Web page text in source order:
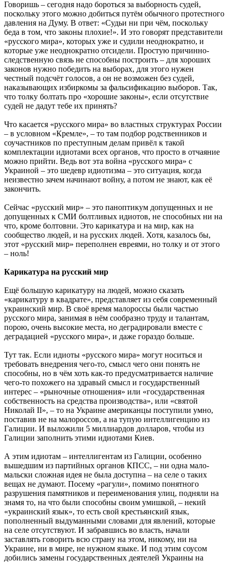
Говоришь – сегодня надо бороться за выборность судей,
поскольку этого можно добиться путём обычного протестного
давления на Думу. В ответ: «Судьи ни при чём, поскольку
беда в том, что законы плохие!». И это говорят представители
«русского мира», которых уже и судили неоднократно, и
которые уже неоднократно отсидели. Простую причинно-
следственную связь не способны построить – для хороших
законов нужно победить на выборах, для этого нужен
честный подсчёт голосов, а он не возможен без судей,
наказывающих избиркомы за фальсификацию выборов. Так,
что толку болтать про «хорошие законы», если отсутствие
судей не дадут тебе их принять?
Что касается «русского мира» во властных структурах России
– в условном «Кремле», – то там подбор родственников и
соучастников по преступным делам привёл к такой
комплектации идиотами всех органов, что просто в отчаяние
можно прийти. Ведь вот эта война «русского мира» с
Украиной – это шедевр идиотизма – это ситуация, когда
неизвестно зачем начинают войну, а потом не знают, как её
закончить.
Сейчас «русский мир» – это паноптикум допущенных и не
допущенных к СМИ болтливых идиотов, не способных ни на
что, кроме болтовни. Это карикатура и на мир, как на
сообщество людей, и на русских людей. Хотя, казалось бы,
этот «русский мир» переполнен евреями, но толку и от этого
– ноль!
Карикатура на русский мир
Ещё большую карикатуру на людей, можно сказать
«карикатуру в квадрате», представляет из себя современный
украинский мир. В своё время малороссы были частью
русского мира, занимая в нём сообразно труду и талантам,
порою, очень высокие места, но деградировали вместе с
деградацией «русского мира», и даже гораздо больше.
Тут так. Если идиоты «русского мира» могут носиться и
требовать внедрения чего-то, смысл чего они понять не
способны, но в чём хоть как-то предусматривается наличие
чего-то похожего на здравый смысл и государственный
интерес – «рыночные отношения» или «государственная
собственность на средства производства», или «святой
Николай II», – то на Украине американцы поступили умно,
поставив не на малороссов, а на тупую интеллигенцию из
Галиции. И выложили 5 миллиардов долларов, чтобы из
Галиции заполнить этими идиотами Киев.
А этим идиотам – интеллигентам из Галиции, особенно
вышедшим из партийных органов КПСС, – ни одна мало-
мальски сложная идея не была доступна – на селе о таких
вещах не думают. Посему «рагули», помимо понятного
разрушения памятников и переименования улиц, подняли на
знамя то, на что были способны своим умишкой, – некий
«украинский язык», то есть свой крестьянский язык,
пополненный выдуманными словами для явлений, которые
на селе отсутствуют. И забравшись во власть, начали
заставлять говорить всю страну на этом, никому, ни на
Украине, ни в мире, не нужном языке. И под этим соусом
добились замены государственных деятелей Украины на